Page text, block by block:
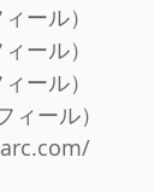
ール）
ール）
ール）
ィール）